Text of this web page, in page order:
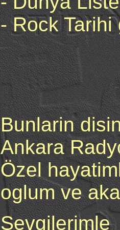
- Rock Tarihi
Bunlarin
Ankara
Özel
oglum ve
Sevgilerimle